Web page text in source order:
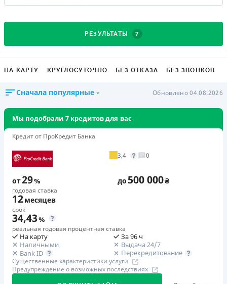
РЕЗУЛЬТАТЫ 7
НА КАРТУ КРУГЛОСУТОЧНО БЕЗ ОТКАЗА БЕЗ ЗВОНКОВ
Сначала популярные Обновлено 04.08.2026
Мы подобрали 7 кредитов для вас
Кредит от ПроКредит Банка
3,4 0
от29%
годовая ставка
до500 000₴
12месяцев
срок
34,43%
реальная годовая процентная ставка
На карту
Наличными
Bank ID
За 96 ч
Выдача 24/7
Перекредитование
Существенные характеристики услуги
Предупреждение о возможных последствиях